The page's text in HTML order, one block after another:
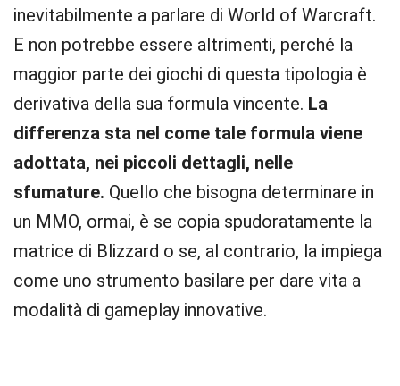
inevitabilmente a parlare di World of Warcraft.
E non potrebbe essere altrimenti, perché la
maggior parte dei giochi di questa tipologia è
derivativa della sua formula vincente. La
differenza sta nel come tale formula viene
adottata, nei piccoli dettagli, nelle
sfumature. Quello che bisogna determinare in
un MMO, ormai, è se copia spudoratamente la
matrice di Blizzard o se, al contrario, la impiega
come uno strumento basilare per dare vita a
modalità di gameplay innovative.